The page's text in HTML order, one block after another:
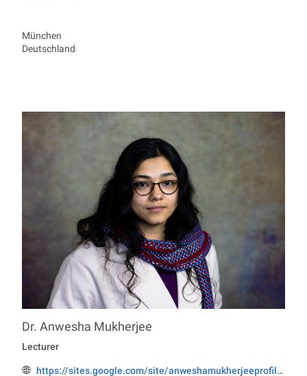
München
Deutschland
Dr. Anwesha Mukherjee
Professur Economics
Lecturer
Webseite: https://sites.google.com/site/anweshamukherjeeprofile/home